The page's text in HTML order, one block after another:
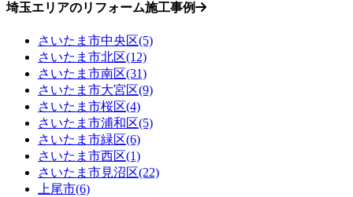
埼玉エリアのリフォーム施工事例
さいたま市中央区(5)
さいたま市北区(12)
さいたま市南区(31)
さいたま市大宮区(9)
さいたま市桜区(4)
さいたま市浦和区(5)
さいたま市緑区(6)
さいたま市西区(1)
さいたま市見沼区(22)
上尾市(6)